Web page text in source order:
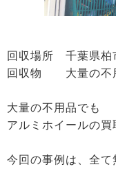
回収場所 千葉県柏
回収物 大量の不
大量の不用品でも
アルミホイールの買
今回の事例は、全て